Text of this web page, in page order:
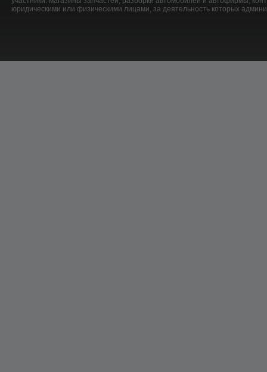
юридическими или физическими лицами, за деятельность которых